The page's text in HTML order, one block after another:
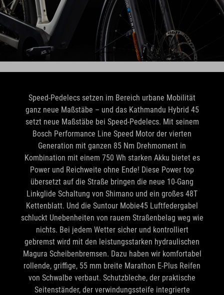
Speed-Pedelecs setzen im Bereich urbane Mobilität
ganz neue Maßstäbe – und das Kathmandu Hybrid 45
setzt neue Maßstäbe bei Speed-Pedelecs. Mit seinem
Bosch Performance Line Speed Motor der vierten
Generation mit ganzen 85 Nm Drehmoment in
Kombination mit einem 750 Wh starken Akku bietet es
Power und Reichweite ohne Ende! Diese Power top
übersetzt auf die Straße bringen die neue 10-Gang
Linkglide Schaltung von Shimano und ein großes 48T
Kettenblatt. Und die Suntour Mobie45 Luftfedergabel
schluckt Unebenheiten von rauem Straßenbelag weg wie
nichts. Bei jedem Wetter sicher und kontrolliert
gebremst wird mit den leistungsstarken hydraulischen
Magura Scheibenbremsen. Dazu haben wir komfortabel
rollende, griffige, 55 mm breite Marathon E-Plus Reifen
von Schwalbe verbaut. Schutzbleche, der praktische
Seitenständer, der verwindungssteife integrierte